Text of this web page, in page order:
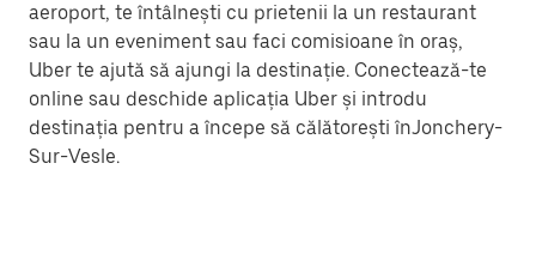
aeroport, te întâlnești cu prietenii la un restaurant
sau la un eveniment sau faci comisioane în oraș,
Uber te ajută să ajungi la destinație. Conectează-te
online sau deschide aplicația Uber și introdu
destinația pentru a începe să călătorești înJonchery-
Sur-Vesle.